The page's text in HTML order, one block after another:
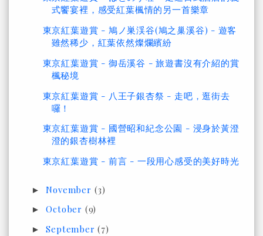
式饗宴裡，感受紅葉楓情的另一首樂章
東京紅葉遊賞 - 鳩ノ巣渓谷(鳩之巢溪谷) - 遊客
雖然稀少，紅葉依然燦爛繽紛
東京紅葉遊賞 - 御岳溪谷 - 旅遊書沒有介紹的賞
楓秘境
東京紅葉遊賞 - 八王子銀杏祭 - 走吧，逛街去
囉！
東京紅葉遊賞 - 國營昭和紀念公園 - 浸身於黃澄
澄的銀杏樹林裡
東京紅葉遊賞 - 前言 - 一段用心感受的美好時光
►November (3)
►October (9)
►September(7)